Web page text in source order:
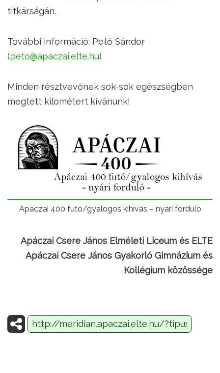
titkárságán.
További információ: Pető Sándor
(peto@apaczai.elte.hu)
Minden résztvevőnek sok-sok egészségben
megtett kilométert kívánunk!
Apáczai 400 futó/gyalogos kihívás – nyári forduló
Apáczai Csere János Elméleti Líceum és ELTE
Apáczai Csere János Gyakorló Gimnázium és
Kollégium közössége